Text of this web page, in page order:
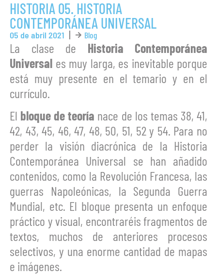
HISTORIA 05. HISTORIA
CONTEMPORÁNEA UNIVERSAL
05 de abril 2021 Blog
La clase de Historia Contemporánea
Universal es muy larga, es inevitable porque
está muy presente en el temario y en el
currículo.
El bloque de teoría nace de los temas 38, 41,
42, 43, 45, 46, 47, 48, 50, 51, 52 y 54. Para no
perder la visión diacrónica de la Historia
Contemporánea Universal se han añadido
contenidos, como la Revolución Francesa, las
guerras Napoleónicas, la Segunda Guerra
Mundial, etc. El bloque presenta un enfoque
práctico y visual, encontraréis fragmentos de
textos, muchos de anteriores procesos
selectivos, y una enorme cantidad de mapas
e imágenes.